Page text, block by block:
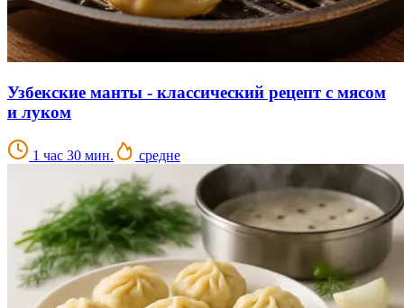
Узбекские манты - классический рецепт с мясом
и луком
1 час 30 мин. средне